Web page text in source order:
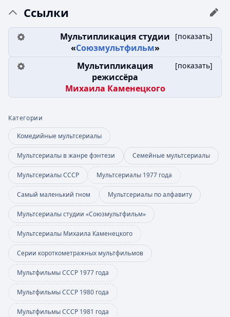
Ссылки
[показать]
Мультипликация студии
«Союзмультфильм»
[показать]
Мультипликация
режиссёра
Михаила Каменецкого
Категории
Комедийные мультсериалы
Мультсериалы в жанре фэнтези Семейные мультсериалы
Мультсериалы СССР Мультсериалы 1977 года
Самый маленький гном Мультсериалы по алфавиту
Мультсериалы студии «Союзмультфильм»
Мультсериалы Михаила Каменецкого
Серии короткометражных мультфильмов
Мультфильмы СССР 1977 года
Мультфильмы СССР 1980 года
Мультфильмы СССР 1981 года